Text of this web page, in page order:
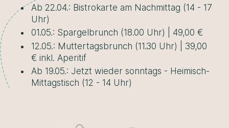
Ab 22.04.: Bistrokarte am Nachmittag (14 - 17
Uhr)
01.05.: Spargelbrunch (18.00 Uhr) | 49,00 €
12.05.: Muttertagsbrunch (11.30 Uhr) | 39,00
€ inkl. Aperitif
Ab 19.05.: Jetzt wieder sonntags - Heimisch-
Mittagstisch (12 - 14 Uhr)